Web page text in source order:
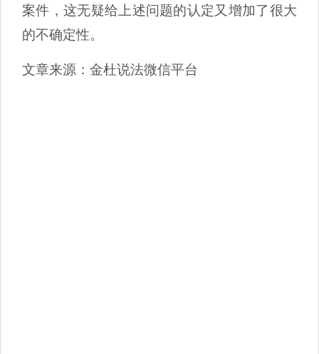
案件，这无疑给上述问题的认定又增加了很大
的不确定性。
文章来源：金杜说法微信平台